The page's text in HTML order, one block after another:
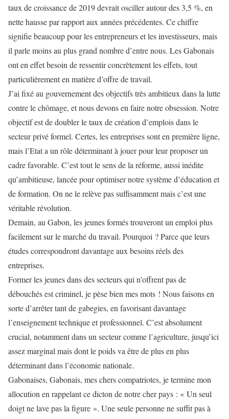
taux de croissance de 2019 devrait osciller autour des 3,5 %, en
nette hausse par rapport aux années précédentes. Ce chiffre
signifie beaucoup pour les entrepreneurs et les investisseurs, mais
il parle moins au plus grand nombre d’entre nous. Les Gabonais
ont en effet besoin de ressentir concrètement les effets, tout
particulièrement en matière d’offre de travail.
J’ai fixé au gouvernement des objectifs très ambitieux dans la lutte
contre le chômage, et nous devons en faire notre obsession. Notre
objectif est de doubler le taux de création d’emplois dans le
secteur privé formel. Certes, les entreprises sont en première ligne,
mais l’Etat a un rôle déterminant à jouer pour leur proposer un
cadre favorable. C’est tout le sens de la réforme, aussi inédite
qu’ambitieuse, lancée pour optimiser notre système d’éducation et
de formation. On ne le relève pas suffisamment mais c’est une
véritable révolution.
Demain, au Gabon, les jeunes formés trouveront un emploi plus
facilement sur le marché du travail. Pourquoi ? Parce que leurs
études correspondront davantage aux besoins réels des
entreprises.
Former les jeunes dans des secteurs qui n’offrent pas de
débouchés est criminel, je pèse bien mes mots ! Nous faisons en
sorte d’arrêter tant de gabegies, en favorisant davantage
l’enseignement technique et professionnel. C’est absolument
crucial, notamment dans un secteur comme l’agriculture, jusqu’ici
assez marginal mais dont le poids va être de plus en plus
déterminant dans l’économie nationale.
Gabonaises, Gabonais, mes chers compatriotes, je termine mon
allocution en rappelant ce dicton de notre cher pays : « Un seul
doigt ne lave pas la figure ». Une seule personne ne suffit pas à